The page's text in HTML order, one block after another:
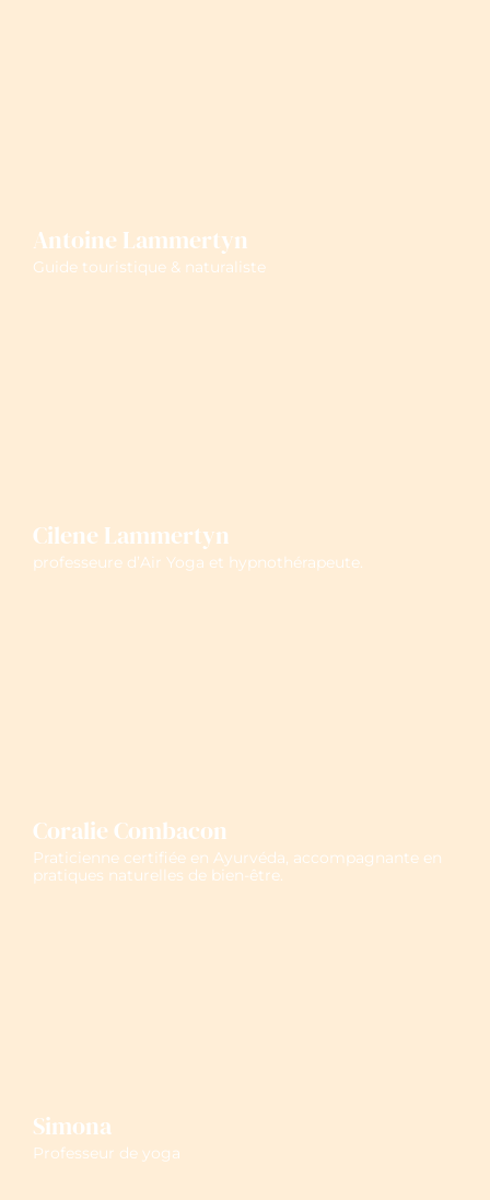
Antoine Lammertyn
Guide touristique & naturaliste
Cilene Lammertyn
professeure d’Air Yoga et hypnothérapeute.
Coralie Combacon
Praticienne certifiée en Ayurvéda, accompagnante en
pratiques naturelles de bien-être.
Simona
Professeur de yoga